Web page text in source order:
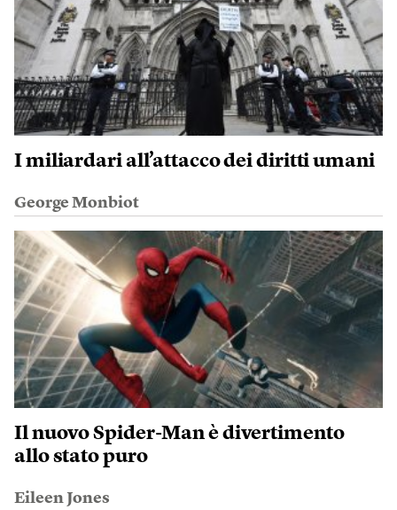
I miliardari all’attacco dei diritti umani
George Monbiot
Il nuovo Spider-Man è divertimento
allo stato puro
Eileen Jones